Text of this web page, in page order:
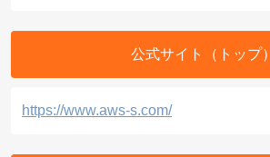
公式サイト（トップ）
https://www.aws-s.com/